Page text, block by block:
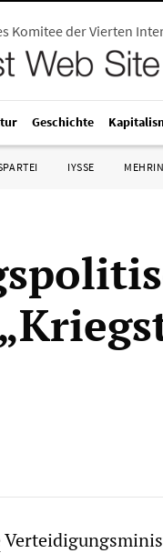
Komitee der Vierten
Geschichte
IYSSE